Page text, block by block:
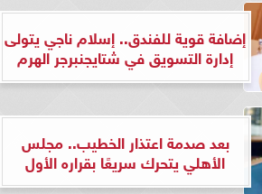
إضافة قوية للفندق.. إسلام ناجي يتولى
إدارة التسويق في شتايجنبرجر الهرم
بعد صدمة اعتذار الخطيب.. مجلس
الأهلي يتحرك سريعًا بقراره الأول